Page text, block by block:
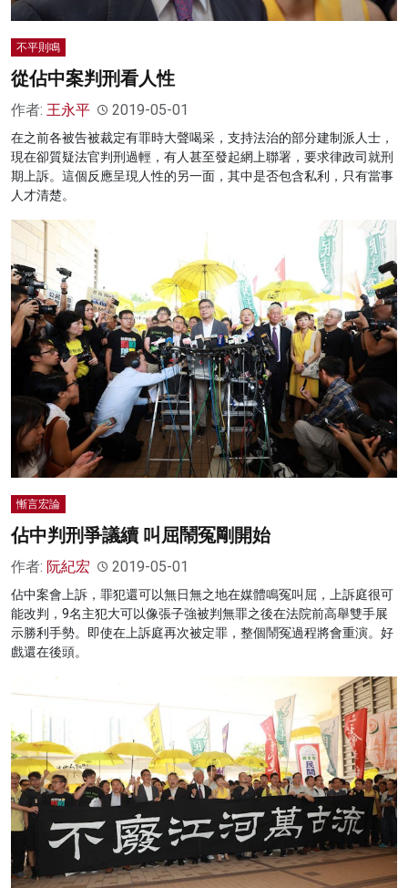
不平則鳴
從佔中案判刑看人性
作者: 王永平 2019-05-01
在之前各被告被裁定有罪時大聲喝采，支持法治的部分建制派人士，
現在卻質疑法官判刑過輕，有人甚至發起網上聯署，要求律政司就刑
期上訴。這個反應呈現人性的另一面，其中是否包含私利，只有當事
人才清楚。
慚言宏論
佔中判刑爭議續 叫屈鬧冤剛開始
作者: 阮紀宏 2019-05-01
佔中案會上訴，罪犯還可以無日無之地在媒體鳴冤叫屈，上訴庭很可
能改判，9名主犯大可以像張子強被判無罪之後在法院前高舉雙手展
示勝利手勢。即使在上訴庭再次被定罪，整個鬧冤過程將會重演。好
戲還在後頭。